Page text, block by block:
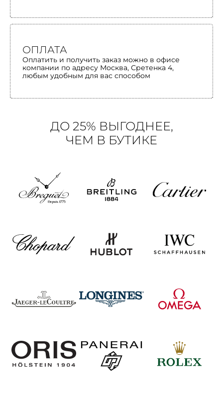
ОПЛАТА
Оплатить и получить заказ можно в офисе
компании по адресу Москва, Сретенка 4,
любым удобным для вас способом
ДО 25% ВЫГОДНЕЕ,
ЧЕМ В БУТИКЕ